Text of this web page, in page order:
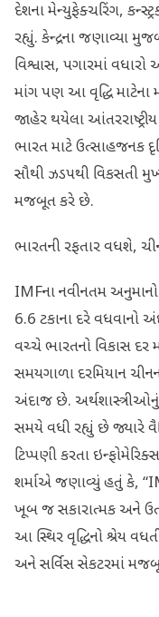
દેશના મેન્યુફેક્ચરિંગ,
રહ્યું. કેન્દ્રના જણાવ્યા
વિશ્વાસ, પગારમાં
માંગ પણ આ વૃદ્ધિ માટેના
જાહેર થયેલા
ભારત માટે ઉત્સાહજનક
સૌથી ઝડપથી વિકસતી
મજબૂત કરે છે.
ભારતની રફતાર વધશે,
IMFના નવીનતમ
6.6 ટકાના દરે વધવાનો
વચ્ચે ભારતનો વિકાસ
સમયગાળા દરમિયાન
અંદાજ છે.
સમયે વધી રહ્યું છે જ્યારે
ટિપ્પણી કરતા
શર્માએ જણાવ્યું હતું કે,
ખૂબ જ સકારાત્મક અને
આ સ્થિર વૃદ્ધિનો શ્રેય
અને સર્વિસ સેકટરમાં